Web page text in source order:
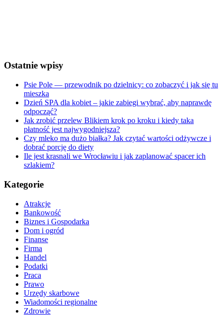
Ostatnie wpisy
Psie Pole — przewodnik po dzielnicy: co zobaczyć i jak się tu
mieszka
Dzień SPA dla kobiet – jakie zabiegi wybrać, aby naprawdę
odpocząć?
Jak zrobić przelew Blikiem krok po kroku i kiedy taka
płatność jest najwygodniejsza?
Czy mleko ma dużo białka? Jak czytać wartości odżywcze i
dobrać porcję do diety
Ile jest krasnali we Wrocławiu i jak zaplanować spacer ich
szlakiem?
Kategorie
Atrakcje
Bankowość
Biznes i Gospodarka
Dom i ogród
Finanse
Firma
Handel
Podatki
Praca
Prawo
Urzędy skarbowe
Wiadomości regionalne
Zdrowie